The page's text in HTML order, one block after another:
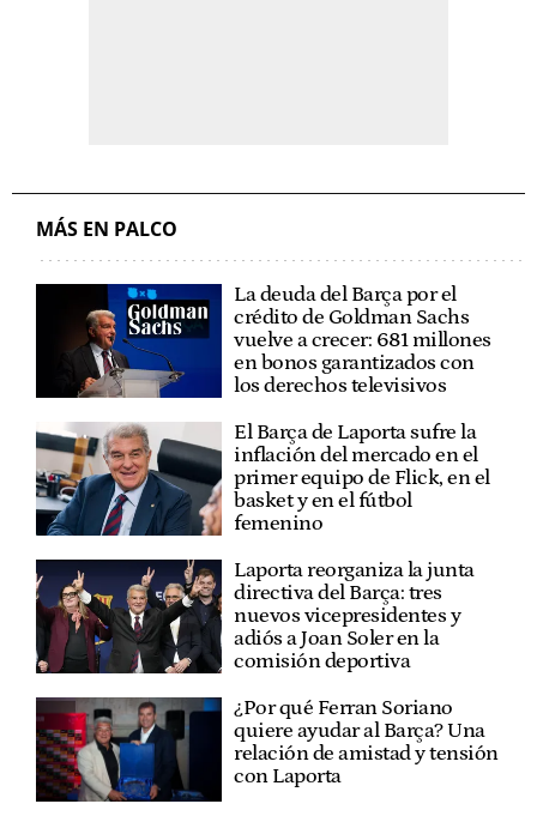
MÁS EN PALCO
La deuda del Barça por el
crédito de Goldman Sachs
vuelve a crecer: 681 millones
en bonos garantizados con
los derechos televisivos
El Barça de Laporta sufre la
inflación del mercado en el
primer equipo de Flick, en el
basket y en el fútbol
femenino
Laporta reorganiza la junta
directiva del Barça: tres
nuevos vicepresidentes y
adiós a Joan Soler en la
comisión deportiva
¿Por qué Ferran Soriano
quiere ayudar al Barça? Una
relación de amistad y tensión
con Laporta